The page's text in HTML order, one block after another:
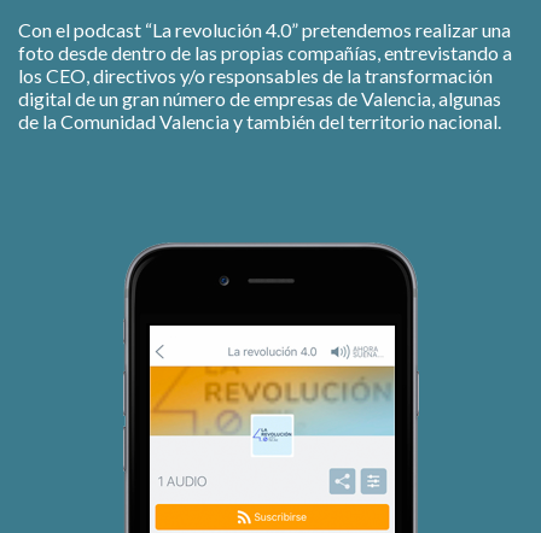
Con el podcast “La revolución 4.0” pretendemos realizar una
foto desde dentro de las propias compañías, entrevistando a
los CEO, directivos y/o responsables de la transformación
digital de un gran número de empresas de Valencia, algunas
de la Comunidad Valencia y también del territorio nacional.